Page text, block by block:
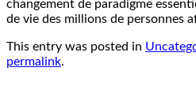
changement de paradigme
de vie des millions de personnes
This entry was posted in
permalink.